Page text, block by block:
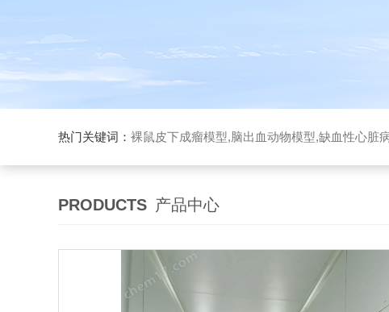
热门关键词： 裸鼠皮下成瘤模型,脑出血动物模型,缺血性心脏病
PRODUCTS 产品中心